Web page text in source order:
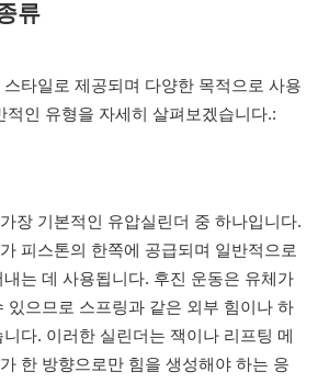
류
타일로 제공되며 다양한 목적으로 사용
적인 유형을 자세히 살펴보겠습니다.:
장 기본적인 유압실린더 중 하나입니다.
피스톤의 한쪽에 공급되며 일반적으로
는 데 사용됩니다. 후진 운동은 유체가
있으므로 스프링과 같은 외부 힘이나 하
다. 이러한 실린더는 잭이나 리프팅 메
한 방향으로만 힘을 생성해야 하는 응